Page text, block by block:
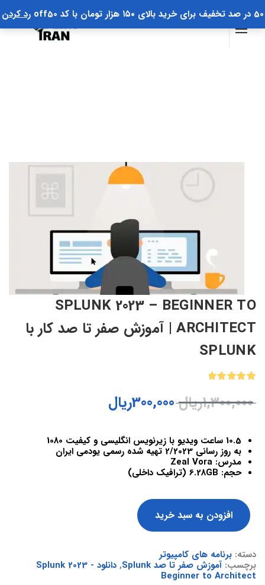
50 در صد تخفیف برای خرید بالای ۱۵۰ هزار تومان با کد off50 رد کردن
SPLUNK 2023 – BEGINNER TO
ARCHITECT | آموزش صفر تا صد کار با
SPLUNK
از 5
در
1,300,000ریال 300,000ریال
10.5 ساعت ویدیو با زیرنویس انگلیسی و کیفیت 1080
به روز رسانی 2/2023 تهیه شده رسمی یودمی ایران
مدرس: Zeal Vora
حجم: 6.28GB (ترافیک داخلی)
افزودن به سبد خرید
دسته: برنامه های کامپیوتر
برچسب: آموزش صفر تا صد Splunk , دانلود Splunk 2023 -
Beginner to Architect